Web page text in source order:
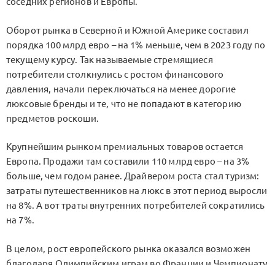
Оборот рынка в Северной и Южной Америке составил
порядка 100 млрд евро – на 1% меньше, чем в 2023 году по
текущему курсу. Так называемые стремящиеся
потребители столкнулись с ростом финансового
давления, начали переключаться на менее дорогие
люксовые бренды и те, что не попадают в категорию
предметов роскоши.
Крупнейшим рынком премиальных товаров остается
Европа. Продажи там составили 110 млрд евро – на 3%
больше, чем годом ранее. Драйвером роста стал туризм:
затраты путешественников на люкс в этот период выросли
на 8%. А вот траты внутренних потребителей сократились
на 7%.
В целом, рост европейского рынка оказался возможен